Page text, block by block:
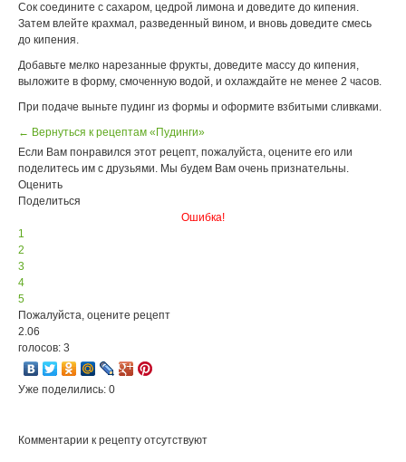
Cок соедините с сахаром, цедрой лимона и доведите до кипения.
Затем влейте крахмал, разведенный вином, и вновь доведите смесь
до кипения.
Добавьте мелко нарезанные фрукты, доведите массу до кипения,
выложите в форму, смоченную водой, и охлаждайте не менее 2 часов.
При подаче выньте пудинг из формы и оформите взбитыми сливками.
← Вернуться к рецептам «Пудинги»
Если Вам понравился этот рецепт, пожалуйста, оцените его или
поделитесь им с друзьями. Мы будем Вам очень признательны.
Оценить
Поделиться
Ошибка!
1
2
3
4
5
Пожалуйста, оцените рецепт
2.06
голосов: 3
Уже поделились: 0
Комментарии к рецепту отсутствуют